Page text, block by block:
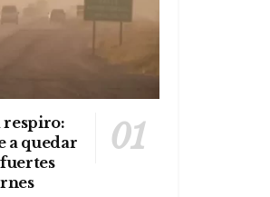
respiro:
a quedar